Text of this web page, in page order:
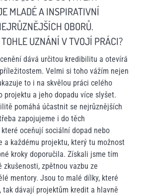
MLADÉ A INSPIRATIVNÍ
OBORŮ.
UZNÁNÍ V TVOJÍ PRÁCI?
dává určitou kredibilitu a otevírá
Velmi si toho vážím nejen
to i na skvělou práci celého
projektu a jeho dopadu více slyšet.
pomáhá účastnit se nejrůznějších
zapojujeme i do těch
oceňují sociální dopad nebo
a každému projektu, který tu možnost
kroky doporučila. Získali jsme tím
zkušenosti, zpětnou vazbu ze
mentory. Jsou to malé dílky, které
tak dávají projektům kredit a hlavně